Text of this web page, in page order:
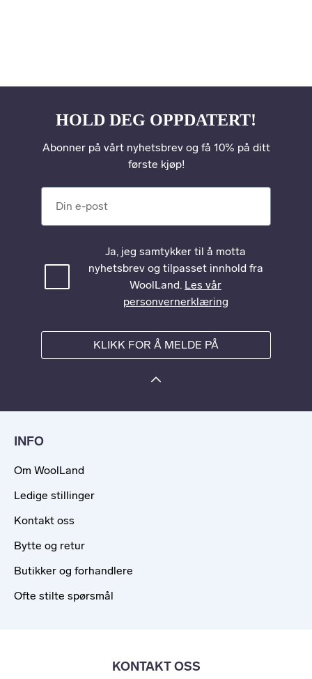
HOLD DEG OPPDATERT!
Abonner på vårt nyhetsbrev og få 10% på ditt
første kjøp!
Ja, jeg samtykker til å motta
nyhetsbrev og tilpasset innhold fra
WoolLand. Les vår
personvernerklæring
KLIKK FOR Å MELDE PÅ
INFO
Om WoolLand
Ledige stillinger
Kontakt oss
Bytte og retur
Butikker og forhandlere
Ofte stilte spørsmål
KONTAKT OSS